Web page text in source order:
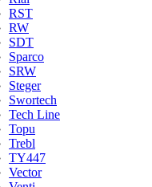
RST
RW
SDT
Sparco
SRW
Steger
Swortech
Tech Line
Topu
Trebl
TY447
Vector